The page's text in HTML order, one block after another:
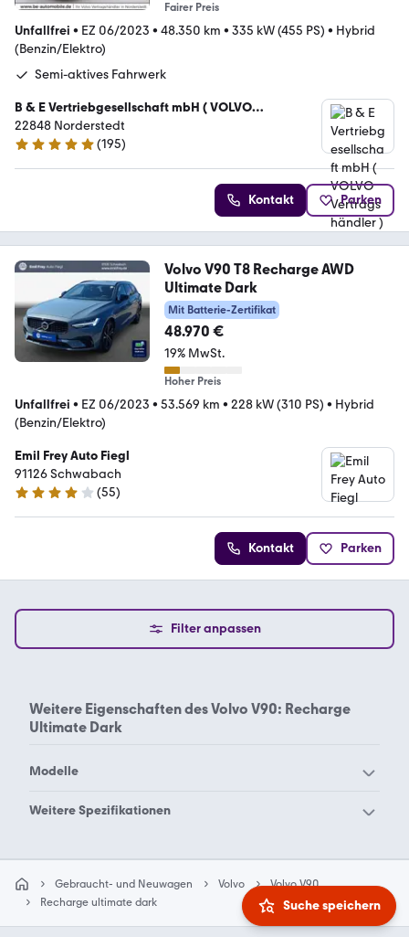
Fairer Preis
Unfallfrei • EZ 06/2023 • 48.350 km • 335 kW (455 PS) • Hybrid
(Benzin/Elektro)
Semi-aktives Fahrwerk
B & E Vertriebgesellschaft mbH ( VOLVO
Vertragshändler )
22848 Norderstedt
4.8 Sterne
(195)
Kontakt Parken
Volvo V90 T8 Recharge AWD
Ultimate Dark
Mit Batterie-Zertifikat
48.970 €
19% MwSt.
Hoher Preis
Unfallfrei • EZ 06/2023 • 53.569 km • 228 kW (310 PS) • Hybrid
(Benzin/Elektro)
Emil Frey Auto Fiegl
91126 Schwabach
4.2 Sterne
(55)
Kontakt Parken
Filter anpassen
Suche speichern
Weitere Eigenschaften desVolvo V90: Recharge
Ultimate Dark
Modelle
Volvo 240
Volvo 264
Volvo 340
Volvo 360
Volvo 440
Volvo 480
Weitere Spezifikationen
Gebraucht- und Neuwagen Volvo
Volvo V90
Recharge ultimate dark